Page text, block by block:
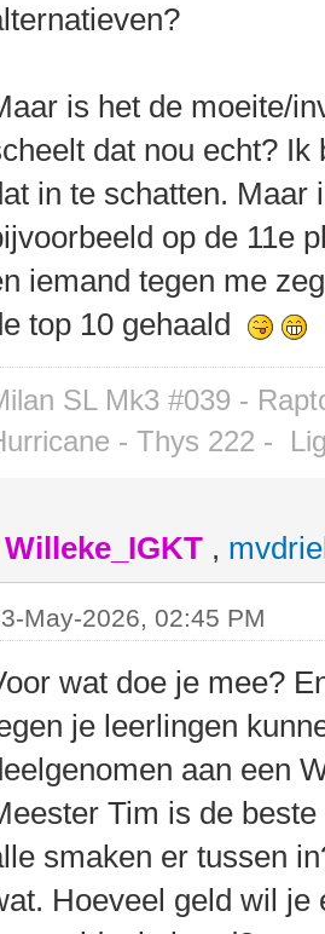
is het de moeite/
dat nou echt?
in te schatten. Maar
op de 11e
iemand tegen me
top 10 gehaald
SL Mk3 #039 -
- Thys 222 -
Willeke_IGKT ,
May-2026, 02:45 PM
wat doe je mee?
je leerlingen
aan een
Tim is de
smaken er tussen
Hoeveel geld wil je